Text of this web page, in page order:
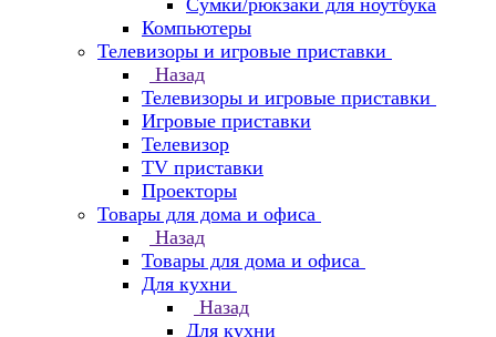
Сумки/рюкзаки для ноутбука
Компьютеры
Телевизоры и игровые приставки
Назад
Телевизоры и игровые приставки
Игровые приставки
Телевизор
TV приставки
Проекторы
Товары для дома и офиса
Назад
Товары для дома и офиса
Для кухни
Назад
Для кухни